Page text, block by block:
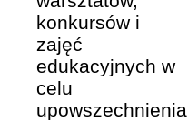
konkursów i
zajęć
edukacyjnych w
celu
upowszechnienia